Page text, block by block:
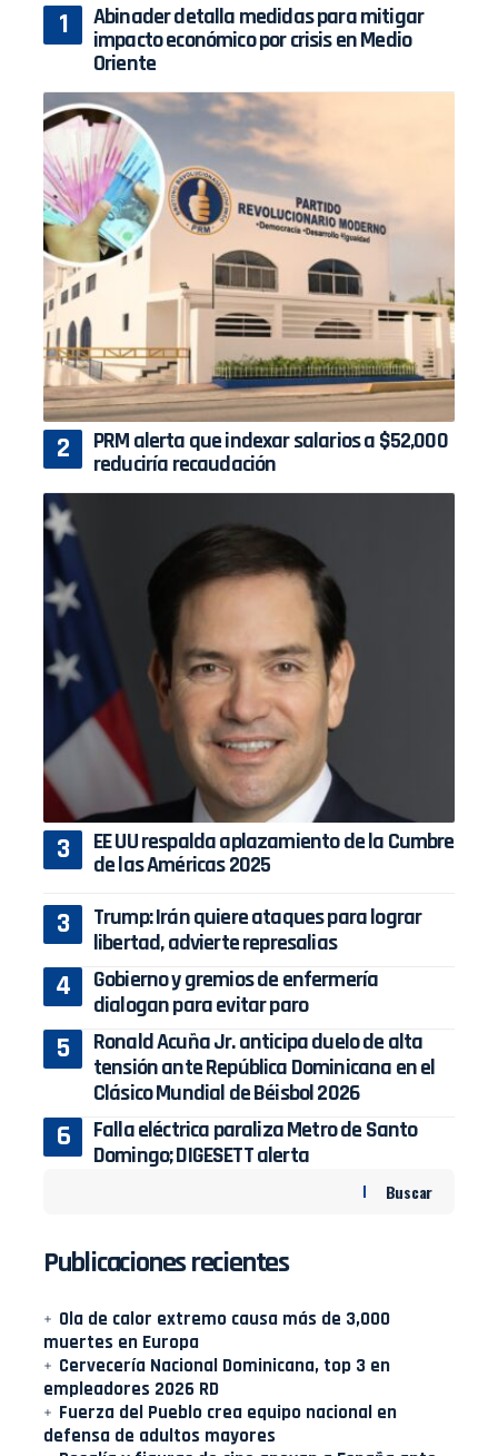
Abinader detalla medidas para mitigar
impacto económico por crisis en Medio
Oriente
PRM alerta que indexar salarios a $52,000
reduciría recaudación
EE UU respalda aplazamiento de la Cumbre
de las Américas 2025
Trump: Irán quiere ataques para lograr
libertad, advierte represalias
Gobierno y gremios de enfermería
dialogan para evitar paro
Ronald Acuña Jr. anticipa duelo de alta
tensión ante República Dominicana en el
Clásico Mundial de Béisbol 2026
Falla eléctrica paraliza Metro de Santo
Domingo; DIGESETT alerta
Buscar
Publicaciones recientes
Ola de calor extremo causa más de 3,000
muertes en Europa
Cervecería Nacional Dominicana, top 3 en
empleadores 2026 RD
Fuerza del Pueblo crea equipo nacional en
defensa de adultos mayores